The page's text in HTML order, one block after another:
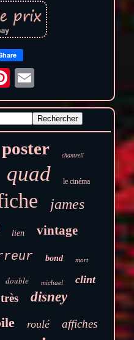
poster chantrell
quad le cinéma
james
lien vintage
bond mort
double michael clint
très disney
roulé affiches